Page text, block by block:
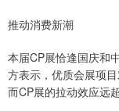
推动消费新潮
本届CP展恰逢国庆和
方表示，优质会展项
而CP展的拉动效应远